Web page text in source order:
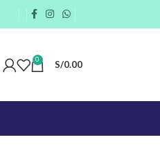
0 S/0.00